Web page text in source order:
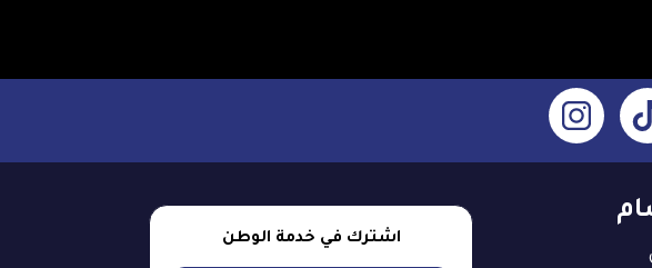
اشترك في خدمة الوطن